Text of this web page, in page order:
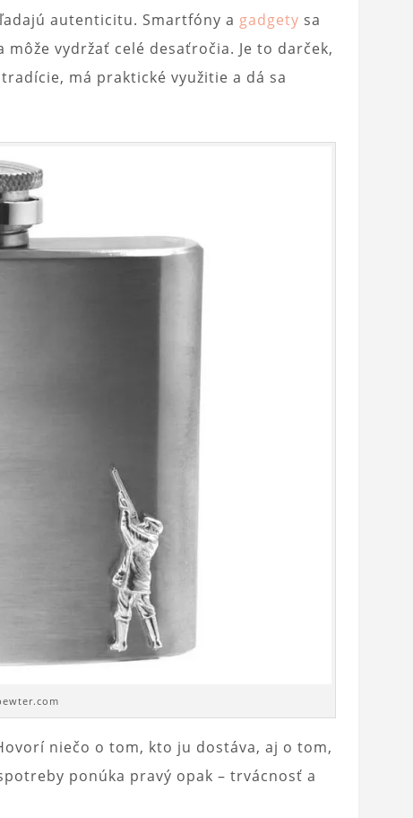
autenticitu. Smartfóny a gadgety sa
vydržať celé desaťročia. Je to darček,
má praktické využitie a dá sa
niečo o tom, kto ju dostáva, aj o tom,
ponúka pravý opak – trvácnosť a